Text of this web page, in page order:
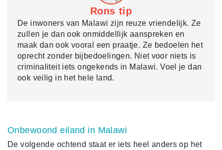
Rons tip
De inwoners van Malawi zijn reuze vriendelijk. Ze
zullen je dan ook onmiddellijk aanspreken en
maak dan ook vooral een praatje. Ze bedoelen het
oprecht zonder bijbedoelingen. Niet voor niets is
criminaliteit iets ongekends in Malawi. Voel je dan
ook veilig in het hele land.
Onbewoond eiland in Malawi
De volgende ochtend staat er iets heel anders op het